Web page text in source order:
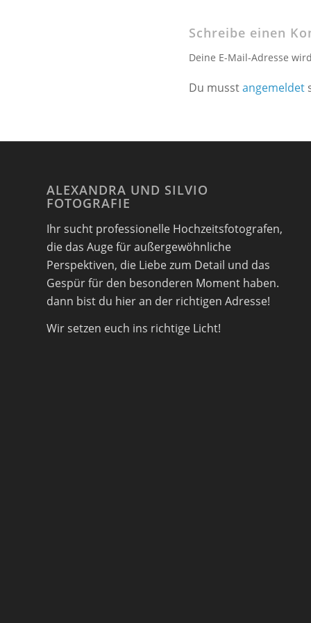
Schreibe einen
Deine E-Mail-Adresse
Du musstangemeldet
ALEXANDRA UND SILVIO
FOTOGRAFIE
Ihr sucht professionelle Hochzeitsfotografen,
die das Auge für außergewöhnliche
Perspektiven, die Liebe zum Detail und das
Gespür für den besonderen Moment haben.
dann bist du hier an der richtigen Adresse!
Wir setzen euch ins richtige Licht!